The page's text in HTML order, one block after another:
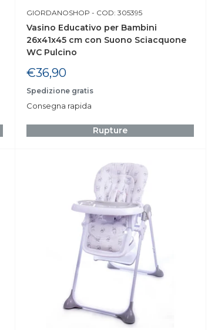
GIORDANOSHOP - COD: 305395
Vasino Educativo per Bambini
26x41x45 cm con Suono Sciacquone
WC Pulcino
Prix
réduit
€36,90
Spedizione gratis
Consegna rapida
Rupture